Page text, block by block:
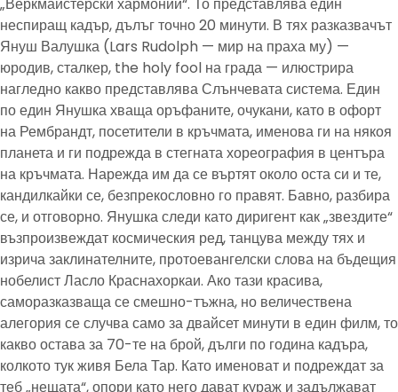
неспиращ кадър, дълъг точно 20 минути. В тях разказвачът
Януш Валушка (Lars Rudolph — мир на праха му) —
юродив, сталкер, the holy fool на града — илюстрира
нагледно какво представлява Слънчевата система. Един
по един Янушка хваща оръфаните, очукани, като в офорт
на Рембрандт, посетители в кръчмата, именова ги на някоя
планета и ги подрежда в стегната хореография в центъра
на кръчмата. Нарежда им да се въртят около оста си и те,
кандилкайки се, безпрекословно го правят. Бавно, разбира
се, и отговорно. Янушка следи като диригент как „звездите“
възпроизвеждат космическия ред, танцува между тях и
изрича заклинателните, протоевангелски слова на бъдещия
нобелист Ласло Краснахоркаи. Ако тази красива,
саморазказваща се смешно-тъжна, но величествена
алегория се случва само за двайсет минути в един филм, то
какво остава за 70-те на брой, дълги по година кадъра,
колкото тук живя Бела Тар. Като именоват и подреждат за
теб „нещата“, опори като него дават кураж и задължават